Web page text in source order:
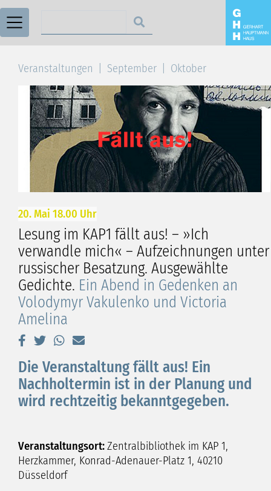
Veranstaltungen September Oktober
20. Mai 18.00 Uhr
Lesung im KAP1 fällt aus! – »Ich
verwandle mich« – Aufzeichnungen unter
russischer Besatzung. Ausgewählte
Gedichte. Ein Abend in Gedenken an
Volodymyr Vakulenko und Victoria
Amelina
Die Veranstaltung fällt aus! Ein
Nachholtermin ist in der Planung und
wird rechtzeitig bekanntgegeben.
Veranstaltungsort:Zentralbibliothek im KAP 1,
Herzkammer, Konrad-Adenauer-Platz 1, 40210
Düsseldorf